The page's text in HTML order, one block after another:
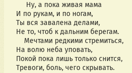
Ну, а пока живая мама
И по рукам, и по ногам,
Ты вся завалена делами,
Не то, чтоб к дальним берегам.
Мечтами редкими стремиться,
На волю неба уповать,
Покой пока лишь только снится,
Тревоги, боль, чего скрывать.